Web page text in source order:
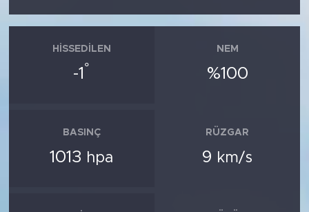
HISSEDILEN
-1 °
NEM
%100
BASINÇ
1013 hpa
RÜZGAR
9 km/s